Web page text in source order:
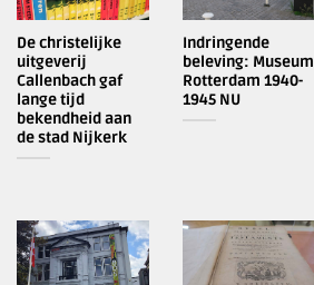
De christelijke
uitgeverij
Callenbach gaf
lange tijd
bekendheid aan
de stad Nijkerk
Indringende
beleving: Museum
Rotterdam 1940-
1945 NU